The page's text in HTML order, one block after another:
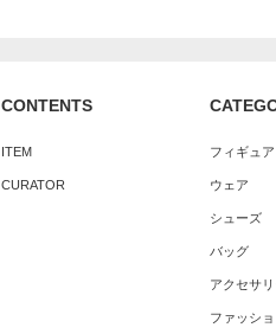
CONTENTS
ITEM
CURATOR
フィギュ
ウェア
シューズ
バッグ
アクセサ
ファッシ